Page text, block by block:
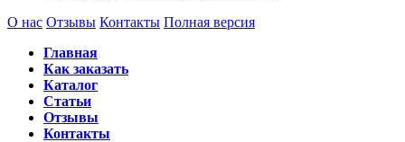
О нас Отзывы Контакты Полная версия
Главная
Как заказать
Каталог
Статьи
Отзывы
Контакты